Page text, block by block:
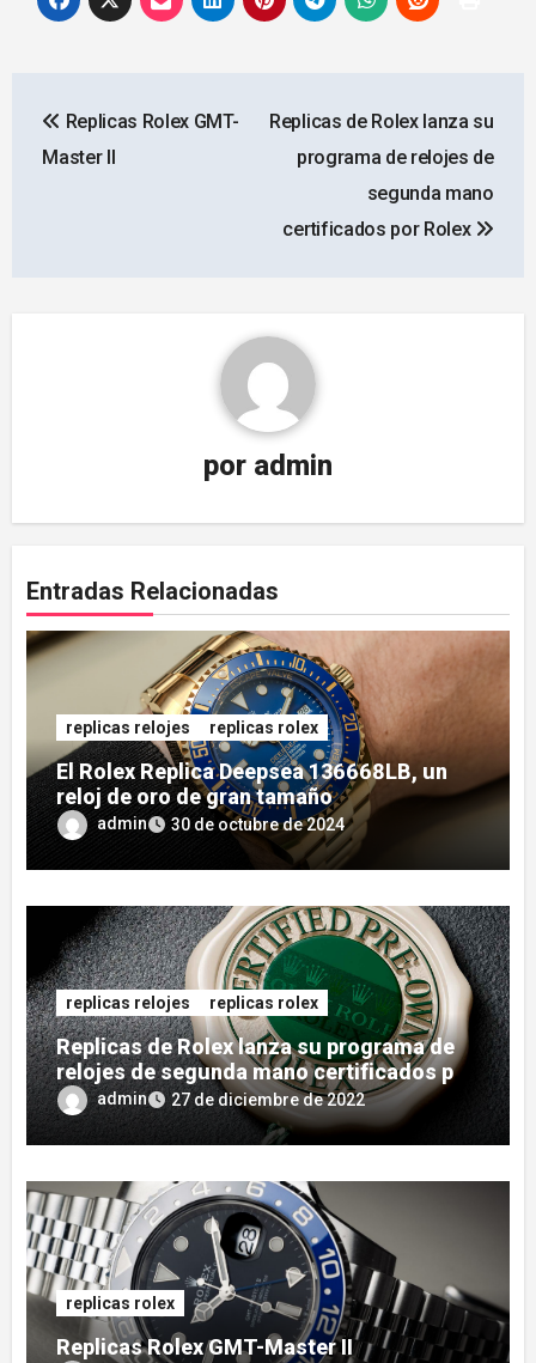
de
Replicas Rolex GMT-
Master II
Replicas de Rolex lanza su
programa de relojes de
segunda mano
certificados por Rolex
por admin
Entradas Relacionadas
replicas relojes replicas rolex
El Rolex Replica Deepsea 136668LB, un
reloj de oro de gran tamaño
admin 30 de octubre de 2024
replicas relojes replicas rolex
Replicas de Rolex lanza su programa de
relojes de segunda mano certificados por
Rolexadmin 27 de diciembre de 2022
replicas rolex
Replicas Rolex GMT-Master II